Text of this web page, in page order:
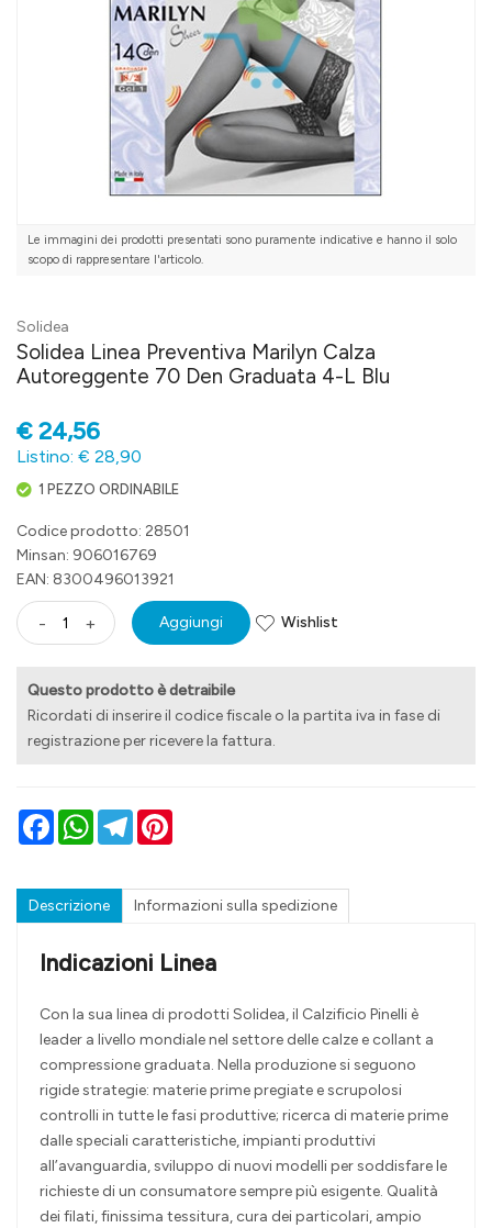
Le immagini dei prodotti presentati sono puramente indicative e hanno il solo
scopo di rappresentare l'articolo.
Solidea
Solidea Linea Preventiva Marilyn Calza
Autoreggente 70 Den Graduata 4-L Blu
€24,56
Listino: € 28,90
1 PEZZO ORDINABILE
Codice prodotto: 28501
Minsan: 906016769
EAN: 8300496013921
- + Aggiungi Wishlist
Questo prodotto è detraibile
Ricordati di inserire il codice fiscale o la partita iva in fase di
registrazione per ricevere la fattura.
FacebookWhatsAppTelegram
Descrizione Informazioni sulla spedizione
Indicazioni Linea
Con la sua linea di prodotti Solidea, il Calzificio Pinelli è
leader a livello mondiale nel settore delle calze e collant a
compressione graduata. Nella produzione si seguono
rigide strategie: materie prime pregiate e scrupolosi
controlli in tutte le fasi produttive; ricerca di materie prime
dalle speciali caratteristiche, impianti produttivi
all’avanguardia, sviluppo di nuovi modelli per soddisfare le
richieste di un consumatore sempre più esigente. Qualità
dei filati, finissima tessitura, cura dei particolari, ampio